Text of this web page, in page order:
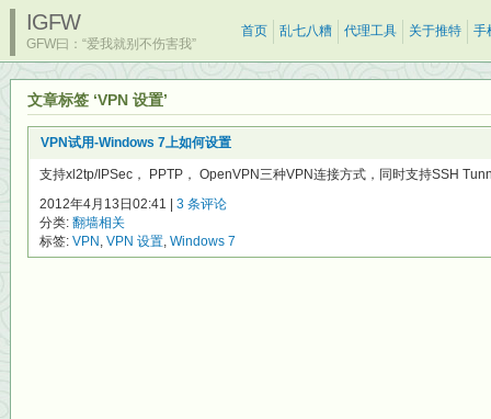
IGFW
GFW曰：“爱我就别不伤害我”
首页 乱七八糟 代理工具 关于推特 手
文章标签 ‘VPN 设置’
VPN试用-Windows 7上如何设置
支持xl2tp/IPSec， PPTP， OpenVPN三种VPN连接方式，同时支持SSH
2012年4月13日02:41 | 3 条评论
分类: 翻墙相关
标签: VPN , VPN 设置, Windows 7